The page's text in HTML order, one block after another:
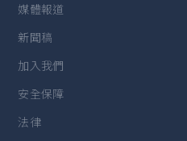
媒體報道
新聞稿
加入我們
安全保障
法律